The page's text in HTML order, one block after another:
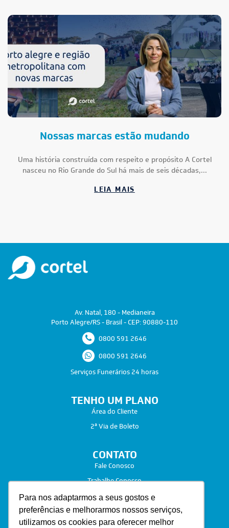
Para nos adaptarmos a seus gostos e
preferências e melhorarmos nossos serviços,
utilizamos os cookies para oferecer melhor
Nossas marcas estão mudando
Uma história construída com respeito e propósito A Cortel
nasceu no Rio Grande do Sul há mais de seis décadas,...
LEIA MAIS
Av. Natal, 180 - Medianeira
Porto Alegre/RS - Brasil - CEP: 90880-110
0800 591 2646
0800 591 2646
Serviços Funerários 24 horas
TENHO UM PLANO
Área do Cliente
2ª Via de Boleto
CONTATO
Fale Conosco
Trabalhe Conosco